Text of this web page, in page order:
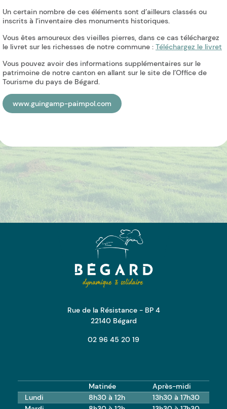
Un certain nombre de ces éléments sont d’ailleurs classés ou
inscrits à l’inventaire des monuments historiques.
Vous êtes amoureux des vieilles pierres, dans ce cas téléchargez
le livret sur les richesses de notre commune : Téléchargez le livret
Vous pouvez avoir des informations supplémentaires sur le
patrimoine de notre canton en allant sur le site de l’Office de
Tourisme du pays de Bégard.
www.guingamp-paimpol.com
Mairie de Bégard
Rue de la Résistance - BP 4
22140 Bégard
02 96 45 20 19
Matinée
Après-midi
Lundi
8h30 à 12h
13h30 à 17h30